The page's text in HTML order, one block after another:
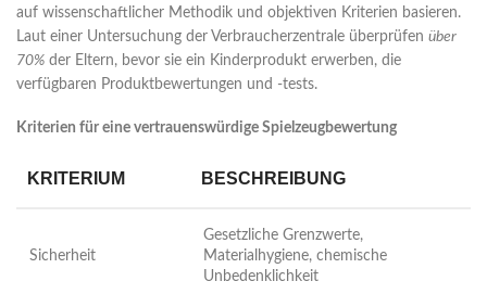
auf wissenschaftlicher Methodik und objektiven Kriterien basieren.
Laut einer Untersuchung der Verbraucherzentrale überprüfen über
70% der Eltern, bevor sie ein Kinderprodukt erwerben, die
verfügbaren Produktbewertungen und -tests.
Kriterien für eine vertrauenswürdige Spielzeugbewertung
KRITERIUM BESCHREIBUNG
Sicherheit
Gesetzliche Grenzwerte,
Materialhygiene, chemische
Unbedenklichkeit